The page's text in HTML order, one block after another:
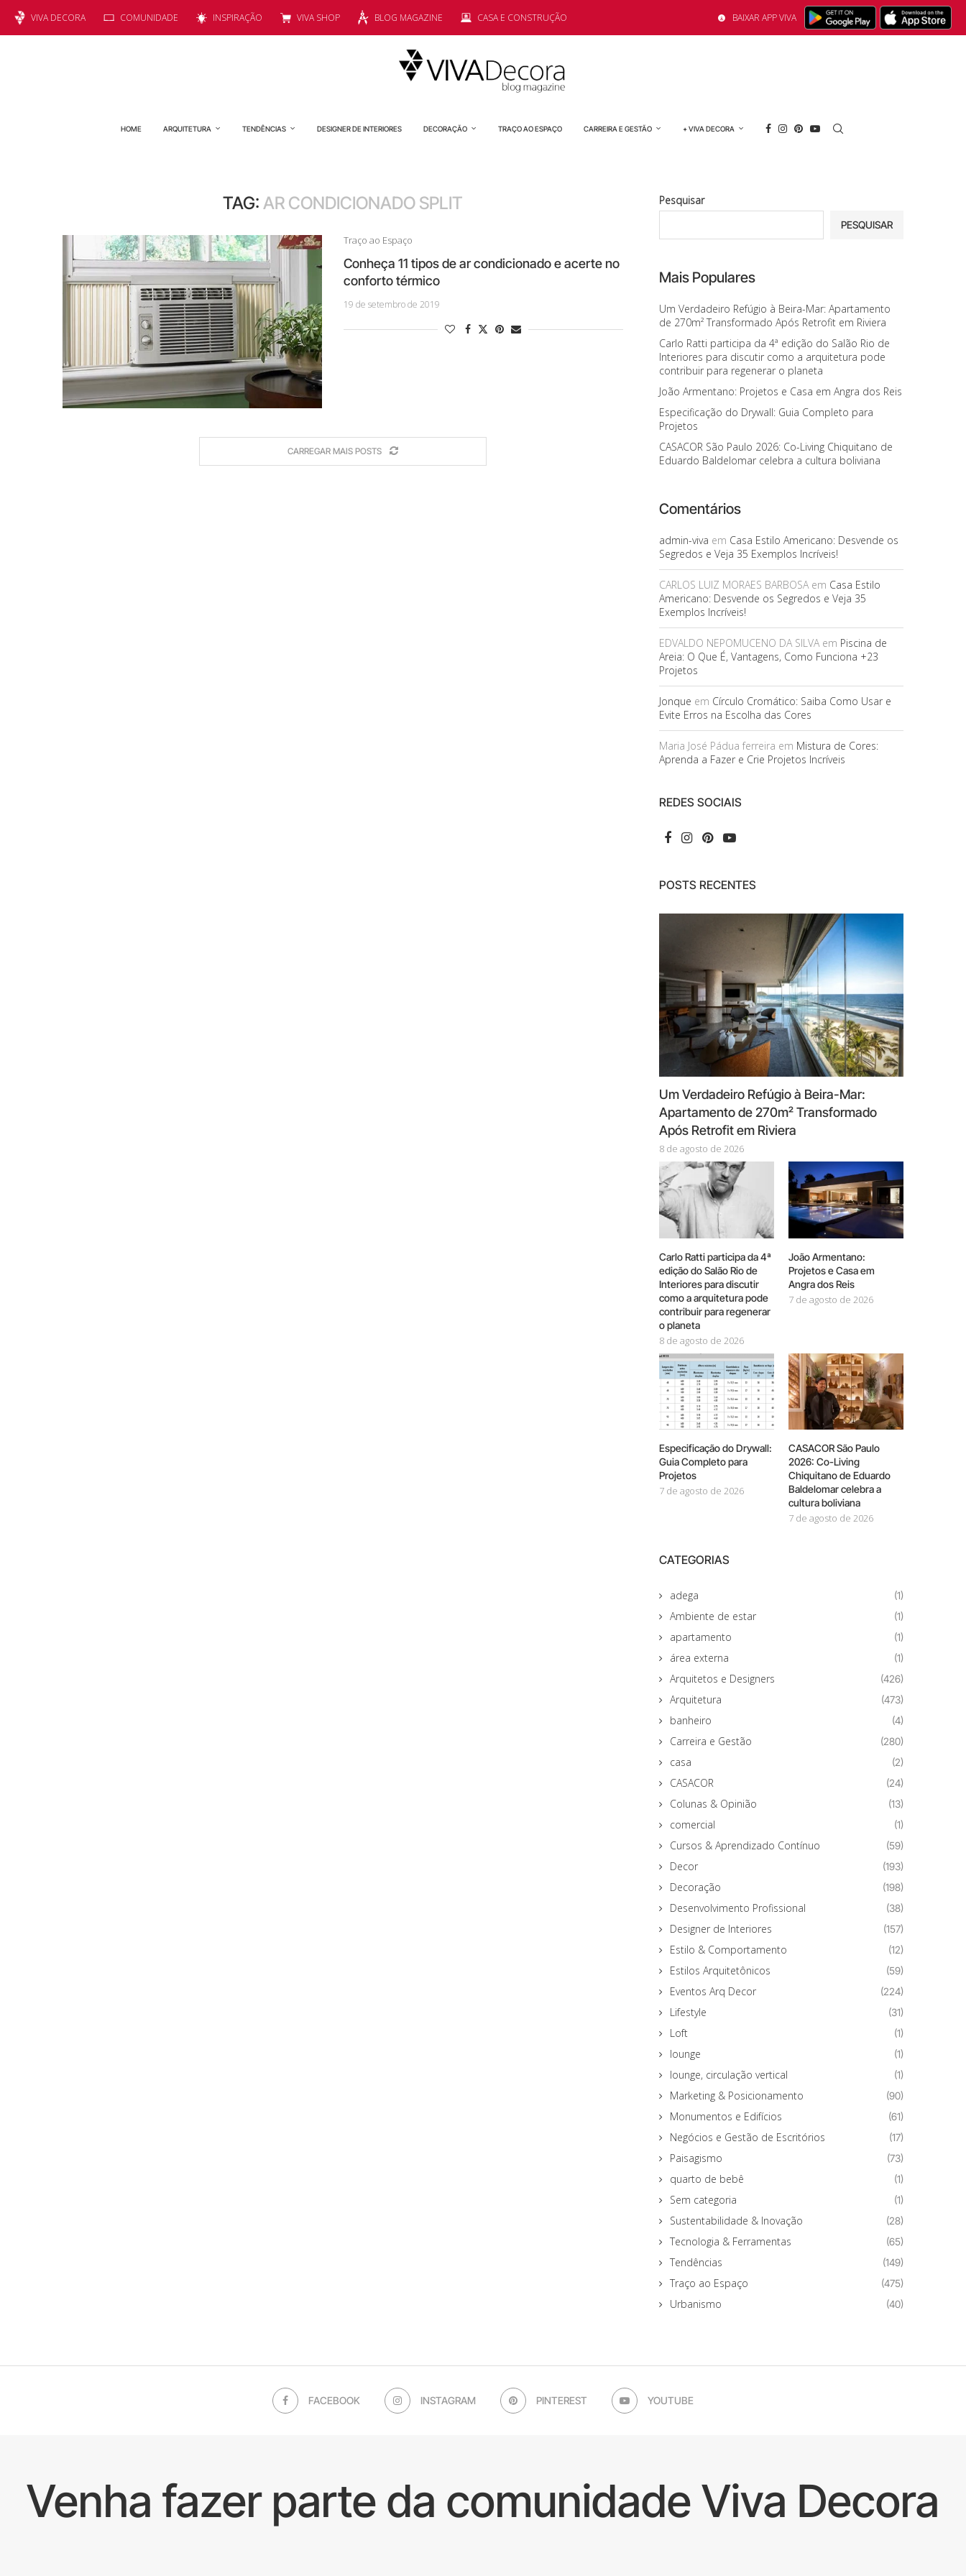
VIVA DECORA COMUNIDADE INSPIRAÇÃO VIVA SHOP BLOG MAGAZINE CASA E CONSTRUÇÃO BAIXAR APP VIVA
HOME ARQUITETURA TENDÊNCIAS DESIGNER DE INTERIORES DECORAÇÃO TRAÇO AO ESPAÇO CARREIRA E GESTÃO + VIVA DECORA
TAG: AR CONDICIONADO SPLIT
Traço ao Espaço
Conheça 11 tipos de ar condicionado e acerte no
conforto térmico
19 de setembro de 2019
CARREGAR MAIS POSTS
Pesquisar
PESQUISAR
Mais Populares
Um Verdadeiro Refúgio à Beira-Mar: Apartamento
de 270m² Transformado Após Retrofit em Riviera
Carlo Ratti participa da 4ª edição do Salão Rio de
Interiores para discutir como a arquitetura pode
contribuir para regenerar o planeta
João Armentano: Projetos e Casa em Angra dos Reis
Especificação do Drywall: Guia Completo para
Projetos
CASACOR São Paulo 2026: Co-Living Chiquitano de
Eduardo Baldelomar celebra a cultura boliviana
Comentários
admin-viva em Casa Estilo Americano: Desvende os
Segredos e Veja 35 Exemplos Incríveis!
CARLOS LUIZ MORAES BARBOSAem Casa Estilo
Americano: Desvende os Segredos e Veja 35
Exemplos Incríveis!
EDVALDO NEPOMUCENO DA SILVAem Piscina de
Areia: O Que É, Vantagens, Como Funciona +23
Projetos
Jonque em Círculo Cromático: Saiba Como Usar e
Evite Erros na Escolha das Cores
Maria José Pádua ferreira em Mistura de Cores:
Aprenda a Fazer e Crie Projetos Incríveis
REDES SOCIAIS
POSTS RECENTES
Um Verdadeiro Refúgio à Beira-Mar:
Apartamento de 270m² Transformado
Após Retrofit em Riviera
8 de agosto de 2026
Carlo Ratti participa da 4ª
edição do Salão Rio de
Interiores para discutir
como a arquitetura pode
contribuir para regenerar
o planeta
8 de agosto de 2026
João Armentano:
Projetos e Casa em
Angra dos Reis
7 de agosto de 2026
Especificação do Drywall:
Guia Completo para
Projetos
7 de agosto de 2026
CASACOR São Paulo
2026: Co-Living
Chiquitano de Eduardo
Baldelomar celebra a
cultura boliviana
7 de agosto de 2026
CATEGORIAS
adega (1)
Ambiente de estar (1)
apartamento (1)
área externa (1)
Arquitetos e Designers (426)
Arquitetura (473)
banheiro (4)
Carreira e Gestão (280)
casa (2)
CASACOR (24)
Colunas & Opinião (13)
comercial (1)
Cursos & Aprendizado Contínuo (59)
Decor (193)
Decoração (198)
Desenvolvimento Profissional (38)
Designer de Interiores (157)
Estilo & Comportamento (12)
Estilos Arquitetônicos (59)
Eventos Arq Decor (224)
Lifestyle (31)
Loft (1)
lounge (1)
lounge, circulação vertical (1)
Marketing & Posicionamento (90)
Monumentos e Edifícios (61)
Negócios e Gestão de Escritórios (17)
Paisagismo (73)
quarto de bebê (1)
Sem categoria (1)
Sustentabilidade & Inovação (28)
Tecnologia & Ferramentas (65)
Tendências (149)
Traço ao Espaço (475)
Urbanismo (40)
FACEBOOK INSTAGRAM PINTEREST YOUTUBE
Venha fazer parte da comunidade Viva Decora